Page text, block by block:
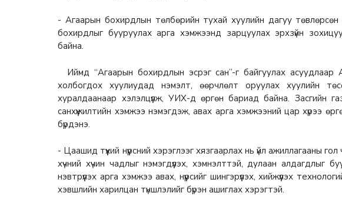
- Агаарын бохирдлын төлбөрийн тухай хуулийн дагуу
бохирдлыг бууруулах арга хэмжээнд зарцуулах эрхзүйн
байна.
Иймд “Агаарын бохирдлын эсрэг сан”-г байгуулах асуудлаар
холбогдох хуулиудад нэмэлт, өөрчлөлт оруулах хуулийн
хуралдаанаар хэлэлцүүлж, УИХ-д өргөн бариад байна. Засгийн
санхүүжилтийн хэмжээ нэмэгдэж, авах арга хэмжээний цар хүрээ
бүрдэнэ.
- Цаашид түүхий нүүрсний хэрэглээг хязгаарлах нь үйл ажиллагааны
хүчний хүчин чадлыг нэмэгдүүлэх, хэмнэлттэй, дулаан алдагдлыг
нэвтрүүлэх арга хэмжээ авах, нүүрсийг шингэрүүлэх, хийжүүлэх
хэвшлийн харилцан түншлэлийг бүрэн ашиглах хэрэгтэй.